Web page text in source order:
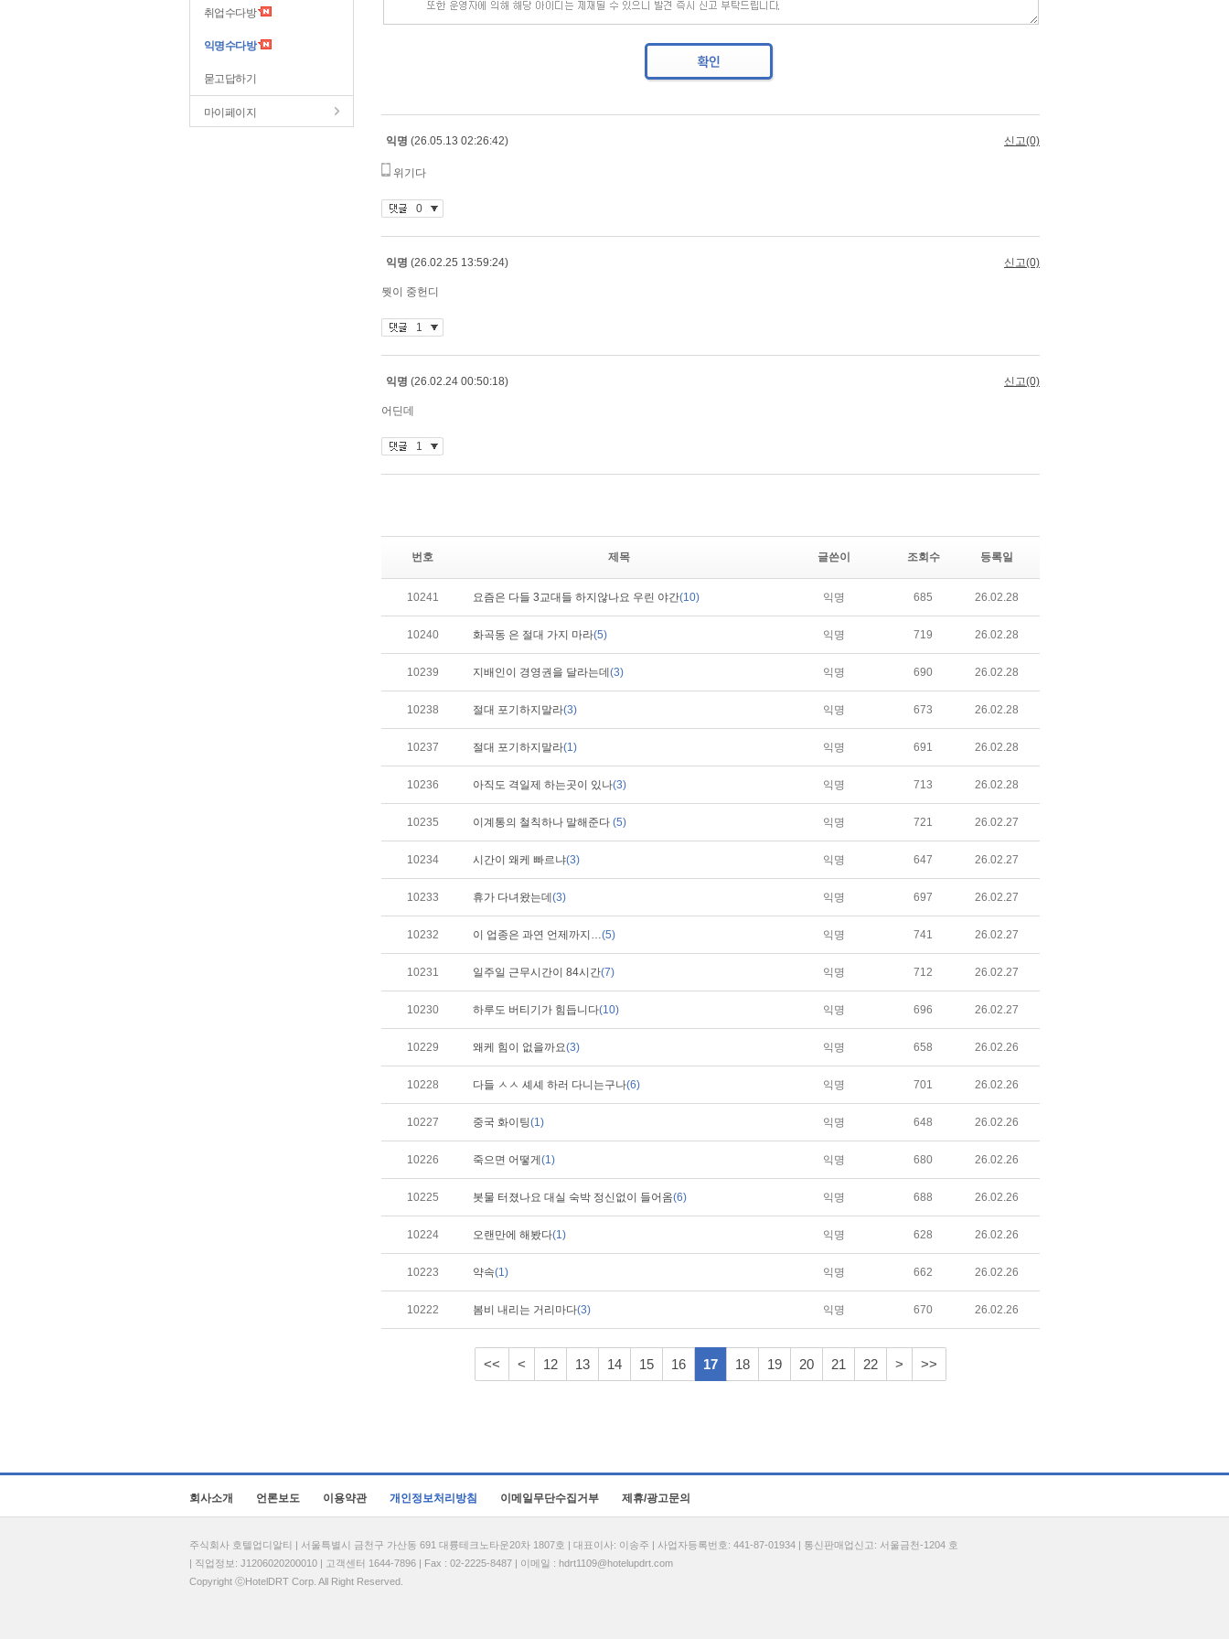
취업수다방
익명수다방
묻고답하기
마이페이지
번호 제목 글쓴이 조회수 등록일
10241 요즘은 다들 3교대들 하지않나요 우린 야간(10) 익명 685 26.02.28
10240 화곡동 은 절대 가지 마라(5) 익명 719 26.02.28
10239 지배인이 경영권을 달라는데 (3) 익명 690 26.02.28
10238 절대 포기하지말라(3) 익명 673 26.02.28
10237 절대 포기하지말라(1) 익명 691 26.02.28
10236 아직도 격일제 하는곳이 있나(3) 익명 713 26.02.28
10235 이계통의 철칙하나 말해준다 (5) 익명 721 26.02.27
10234 시간이 왜케 빠르냐(3) 익명 647 26.02.27
10233 휴가 다녀왔는데 (3) 익명 697 26.02.27
10232 이 업종은 과연 언제까지…(5) 익명 741 26.02.27
10231 일주일 근무시간이 84시간(7) 익명 712 26.02.27
10230 하루도 버티기가 힘듭니다(10) 익명 696 26.02.27
10229 왜케 힘이 없을까요(3) 익명 658 26.02.26
10228 다들 ㅅㅅ 셰셰 하러 다니는구나(6) 익명 701 26.02.26
10227 중국 화이팅(1) 익명 648 26.02.26
10226 죽으면 어떻게 (1) 익명 680 26.02.26
10225 봇물 터졌나요 대실 숙박 정신없이 들어옴(6) 익명 688 26.02.26
10224 오랜만에 해봤다(1) 익명 628 26.02.26
10223 약속(1) 익명 662 26.02.26
10222 봄비 내리는 거리마다(3) 익명 670 26.02.26
<< < 12 13 14 15 16 17 18 19 20 21 22 > >>
회사소개 언론보도 이용약관 개인정보처리방침 이메일무단수집거부 제휴/광고문의
주식회사 호텔업디알티 | 서울특별시 금천구 가산동 691 대륭테크노타운20차 1807호 | 대표이사: 이송주 | 사업자등록번호: 441-87-01934 | 통신판매업신고: 서울금천-1204 호
| 직업정보: J1206020200010 | 고객센터 1644-7896 | Fax : 02-2225-8487 | 이메일 : hdrt1109@hotelupdrt.com
Copyright ⓒHotelDRT Corp. All Right Reserved.